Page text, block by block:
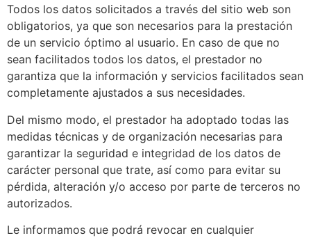
Todos los datos solicitados a través del sitio web son
obligatorios, ya que son necesarios para la prestación
de un servicio óptimo al usuario. En caso de que no
sean facilitados todos los datos, el prestador no
garantiza que la información y servicios facilitados sean
completamente ajustados a sus necesidades.
Del mismo modo, el prestador ha adoptado todas las
medidas técnicas y de organización necesarias para
garantizar la seguridad e integridad de los datos de
carácter personal que trate, así como para evitar su
pérdida, alteración y/o acceso por parte de terceros no
autorizados.
Le informamos que podrá revocar en cualquier